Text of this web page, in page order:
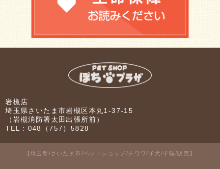
岩槻店
埼玉県さいたま市岩槻区本丸1-37-15
（岩槻消防署太田出張所前）
TEL : 048（757）5828
【埼玉県/さいたま市/ペットショップ/チワワ/子犬/子猫/販売】